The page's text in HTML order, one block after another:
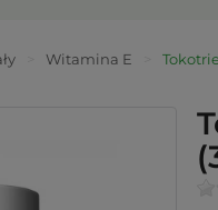
Witamina E